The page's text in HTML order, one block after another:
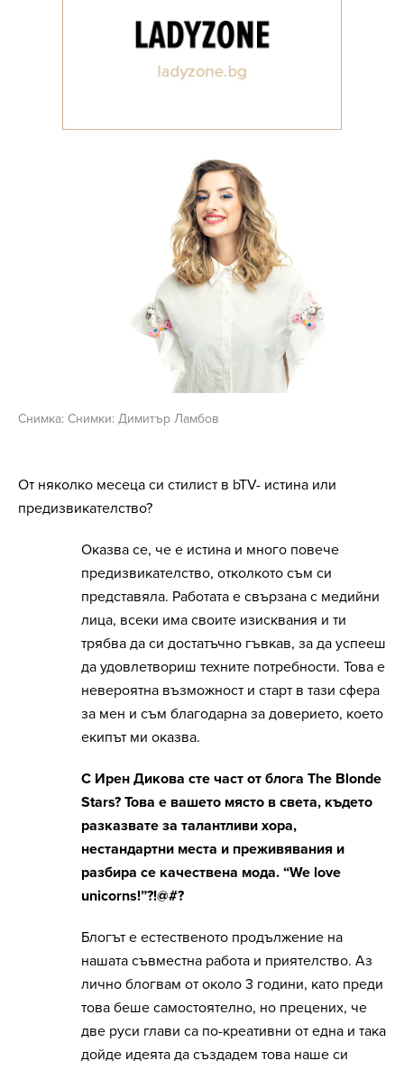
Снимка: Снимки: Димитър Ламбов
От няколко месеца си стилист в bTV- истина или
предизвикателство?
Оказва се, че е истина и много повече
предизвикателство, отколкото съм си
представяла. Работата е свързана с медийни
лица, всеки има своите изисквания и ти
трябва да си достатъчно гъвкав, за да успееш
да удовлетвориш техните потребности. Това е
невероятна възможност и старт в тази сфера
за мен и съм благодарна за доверието, което
екипът ми оказва.
С Ирен Дикова сте част от блога The Blonde
Stars? Това е вашето място в света, където
разказвате за талантливи хора,
нестандартни места и преживявания и
разбира се качествена мода. “We love
unicorns!”?!@#?
Блогът е естественото продължение на
нашата съвместна работа и приятелство. Аз
лично блогвам от около 3 години, като преди
това беше самостоятелно, но прецених, че
две руси глави са по-креативни от една и така
дойде идеята да създадем това наше си